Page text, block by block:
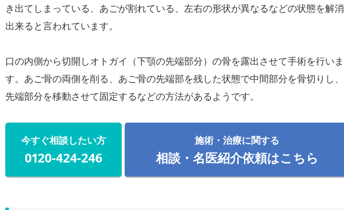
き出てしまっている、あごが割れている、左右の形状が異なるなどの状態を解消
出来ると言われています。
口の内側から切開しオトガイ（下顎の先端部分）の骨を露出させて手術を行いま
す。あご骨の両側を削る、あご骨の先端部を残した状態で中間部分を骨切りし、
先端部分を移動させて固定するなどの方法があるようです。
今すぐ相談したい方
0120-424-246
施術・治療に関する
相談・名医紹介依頼はこちら